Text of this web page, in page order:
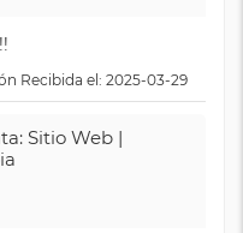
Recibida el: 2025-03-29
Sitio Web |